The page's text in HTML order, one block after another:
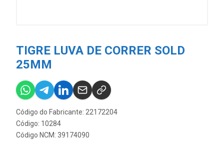
TIGRE LUVA DE CORRER SOLD
25MM
Código do Fabricante: 22172204
Código: 10284
Código NCM: 39174090